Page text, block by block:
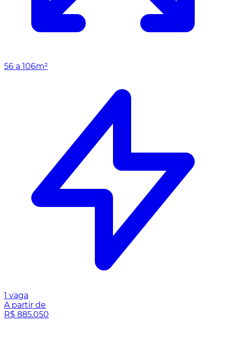
56 a 106m²
1 vaga
A partir de
R$ 885.050